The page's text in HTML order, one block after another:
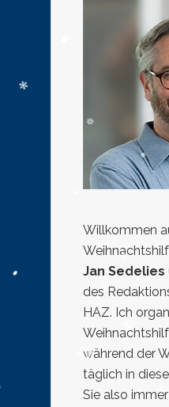
Willkommen
Jan Sedelies
des
HAZ. Ich
während der
täglich in
Sie also